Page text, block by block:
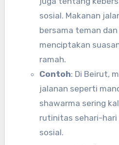
sosial. Makanan
bersama teman dan
menciptakan
ramah.
Contoh: Di Beirut,
jalanan seperti
shawarma sering
rutinitas sehari-hari
sosial.